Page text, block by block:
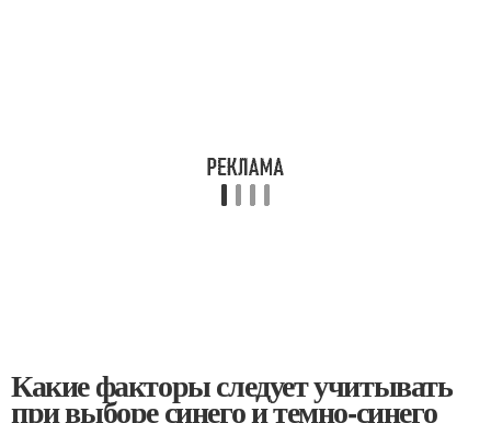
Какие факторы следует учитывать
при выборе синего и темно-синего